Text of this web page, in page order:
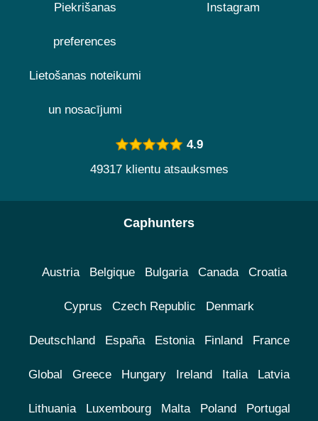
Piekrišanas
preferences
Lietošanas noteikumi
un nosacījumi
Instagram
4.9
49317 klientu atsauksmes
Caphunters
Austria Belgique Bulgaria Canada Croatia
Cyprus Czech Republic Denmark
Deutschland España Estonia Finland France
Global Greece Hungary Ireland Italia Latvia
Lithuania Luxembourg Malta Poland Portugal